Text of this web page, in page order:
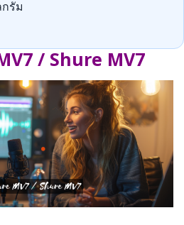
รัม
/ Shure MV7